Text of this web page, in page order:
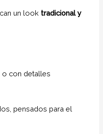
un look tradicional y
o con detalles
pensados para el